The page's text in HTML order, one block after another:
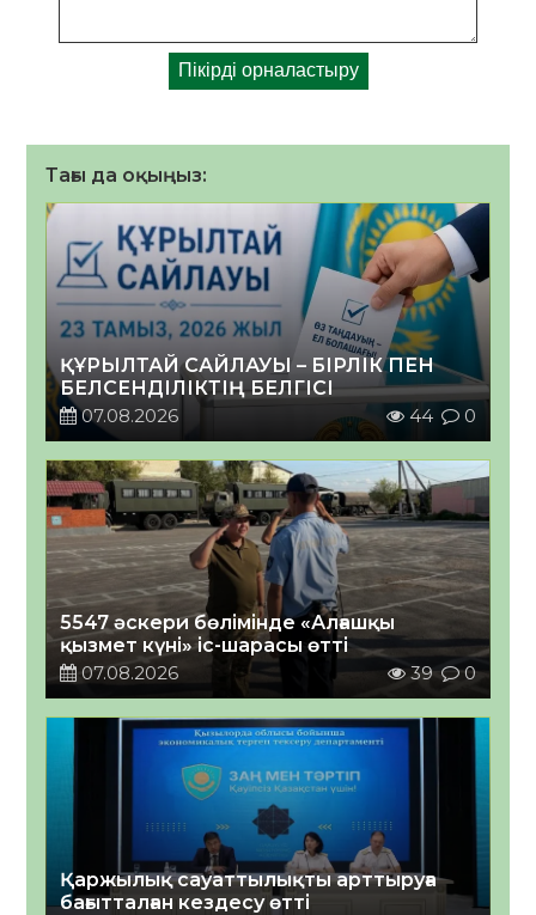
Тағы да оқыңыз:
ҚҰРЫЛТАЙ САЙЛАУЫ – БІРЛІК ПЕН
БЕЛСЕНДІЛІКТІҢ БЕЛГІСІ
07.08.2026
44 0
5547 әскери бөлімінде «Алғашқы
қызмет күні» іс-шарасы өтті
07.08.2026
39 0
Қаржылық сауаттылықты арттыруға
бағытталған кездесу өтті